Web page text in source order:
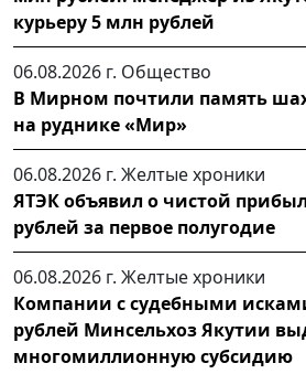
курьеру 5 млн рублей
06.08.2026 г. Общество
В Мирном почтили память
на руднике «Мир»
06.08.2026 г. Желтые хроники
ЯТЭК объявил о чистой
рублей за первое полугодие
06.08.2026 г. Желтые хроники
Компании с судебными
рублей Минсельхоз Якутии
многомиллионную субсидию